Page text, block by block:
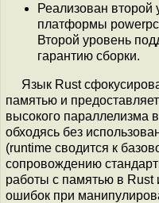
Реализован второй
платформы
Второй уровень
гарантию сборки.
Язык Rust
памятью и
высокого параллелизма
обходясь без
(runtime сводится к
сопровождению
работы с памятью в Rust
ошибок при